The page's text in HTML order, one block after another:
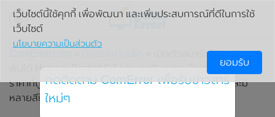
» เปิดตัวสมาร์ทโฟนหน้าจอ
พับได้ Huawei Pocket S ในประเทศจีนอย่างเป็นทางการแล้ว ใน
ราคาที่ถูกกว่ารุ่นก่อน มาพร้อมชิป Snapdragon 778G และมี
หลายสีให้เลือก
เว็บไซต์นี้ใช้คุกกี้ เพื่อพัฒนา และเพิ่มประสบการณ์ที่ดีในการใช้
เว็บไซต์
นโยบายความเป็นส่วนตัว
ยอมรับ
กดติดตาม ComError เพื่อรับข่าวสาร
ใหม่ๆ